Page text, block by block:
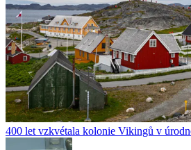
400 let vzkvétala kolonie Vikingů v